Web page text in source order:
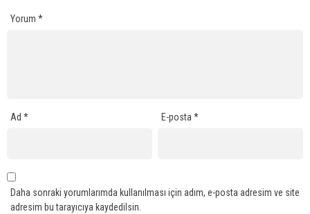
Yorum *
Ad * E-posta*
Daha sonraki yorumlarımda kullanılması için adım, e-posta adresim ve site
adresim bu tarayıcıya kaydedilsin.